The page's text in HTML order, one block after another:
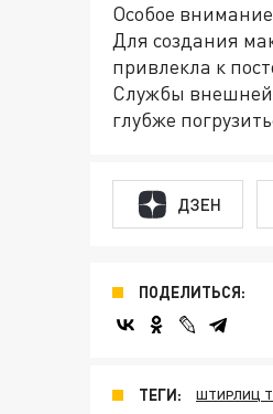
Особое
Для создания
привлекла к
Службы внешней
глубже
ДЗЕН
ПОДЕЛИТЬСЯ:
ТЕГИ: ШТИРЛИЦ